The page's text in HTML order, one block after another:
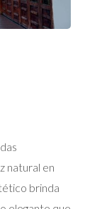
natural en
brinda